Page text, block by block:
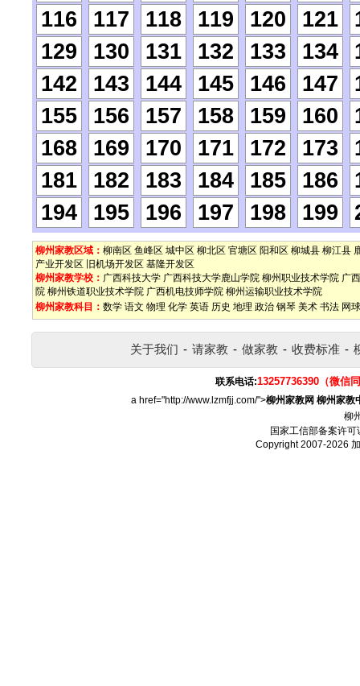
116
117 118 119 120 121
129
130 131 132 133 134
142
143 144 145 146 147
155
156 157 158 159 160
168
169 170 171 172 173
181
182 183 184 185 186
194
195 196 197 198 199
柳州家教区域： 柳南区 鱼峰区 城中区 柳北区 官塘区 阳和区 柳城县 柳江县
产业开发区
旧机场开发区 基隆开发区
柳州家教学校： 广西科技大学 广西科技大学鹿山学院 柳州职业技术学院 广
院 柳州铁道职业技术学院 广西机电技师学院 柳州运输职业技术学院
柳州家教科目： 数学 语文 物理 化学 英语 历史 地理 政治 钢琴 美术 书法 网球
关于我们 - 请家教 - 做家教 - 收费标准 -
联系电话:13257736390（微信
a href="http://www.lzmfjj.com/">柳州家教网 柳州家教
柳
国家工信部备案许可
Copyright 2007-2026